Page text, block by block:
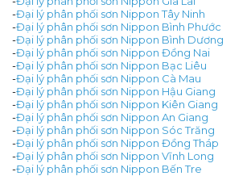
-Đại lý phân phối sơn Nippon Tây Ninh
-Đại lý phân phối sơn Nippon Bình Phước
-Đại lý phân phối sơn Nippon Bình Dương
-Đại lý phân phối sơn Nippon Đồng Nai
-Đại lý phân phối sơn Nippon Bạc Liêu
-Đại lý phân phối sơn Nippon Cà Mau
-Đại lý phân phối sơn Nippon Hậu Giang
-Đại lý phân phối sơn Nippon Kiên Giang
-Đại lý phân phối sơn Nippon An Giang
-Đại lý phân phối sơn Nippon Sóc Trăng
-Đại lý phân phối sơn Nippon Đồng Tháp
-Đại lý phân phối sơn Nippon Vĩnh Long
-Đại lý phân phối sơn Nippon Bến Tre